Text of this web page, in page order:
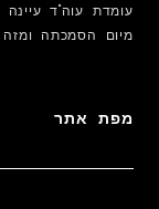
עומדת עוה"ד
מיום הסמכתה ומזה כ – 26 שנים
מפת אתר